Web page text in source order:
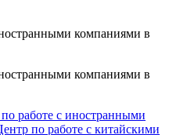
компаниями в
компаниями в
работе с иностранными
по работе с китайскими